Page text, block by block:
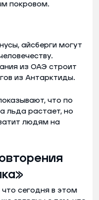
покровом.
айсберги могут
из ОАЭ строит
из Антарктиды.
что по
льда растает, но
людям на
сегодня в этом